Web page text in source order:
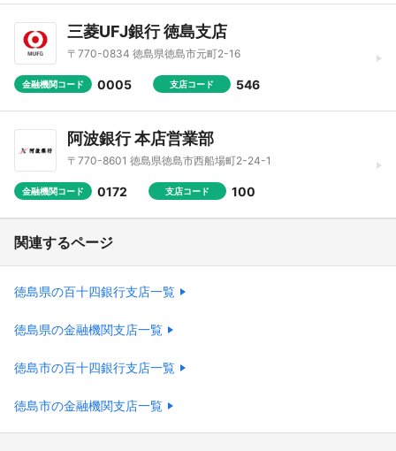
三菱UFJ銀行 徳島支店
〒770-0834 徳島県徳島市元町2-16
金融機関コード 0005 支店コード 546
阿波銀行 本店営業部
〒770-8601 徳島県徳島市西船場町2-24-1
金融機関コード 0172 支店コード 100
関連するページ
徳島県の百十四銀行支店一覧
徳島県の金融機関支店一覧
徳島市の百十四銀行支店一覧
徳島市の金融機関支店一覧